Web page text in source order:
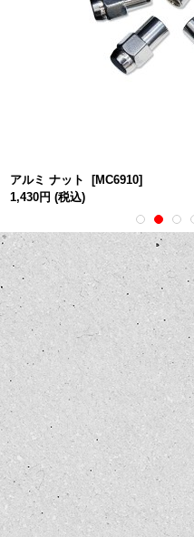
アルミ ナット [MC6910]
1,430円 (税込)